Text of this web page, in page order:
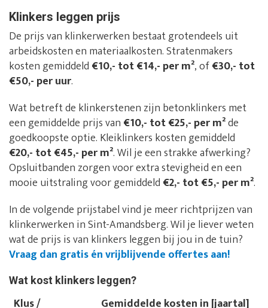
Klinkers leggen prijs
De prijs van klinkerwerken bestaat grotendeels uit
arbeidskosten en materiaalkosten. Stratenmakers
kosten gemiddeld €10,- tot €14,- per m², of€30,- tot
€50,- per uur.
Wat betreft de klinkerstenen zijn betonklinkers met
een gemiddelde prijs van €10,- tot €25,- per m²de
goedkoopste optie. Kleiklinkers kosten gemiddeld
€20,- tot €45,- per m². Wil je een strakke afwerking?
Opsluitbanden zorgen voor extra stevigheid en een
mooie uitstraling voor gemiddeld €2,- tot €5,- per m².
In de volgende prijstabel vind je meer richtprijzen van
klinkerwerken in Sint-Amandsberg. Wil je liever weten
wat de prijs is van klinkers leggen bij jou in de tuin?
Vraag dan gratis én vrijblijvende offertes aan!
Wat kost klinkers leggen?
Klus /
Gemiddelde kosten in [jaartal]